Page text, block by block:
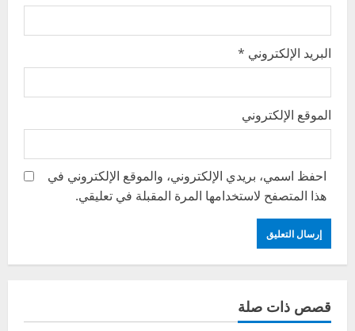
البريد الإلكتروني *
الموقع الإلكتروني
احفظ اسمي، بريدي الإلكتروني، والموقع الإلكتروني في
هذا المتصفح لاستخدامها المرة المقبلة في تعليقي.
قصص ذات صلة